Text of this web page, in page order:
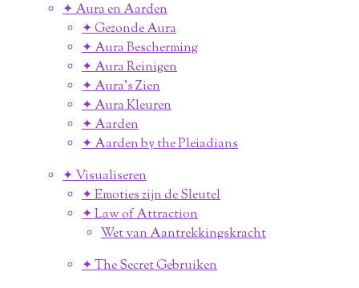
✦ Aura en Aarden
✦ Gezonde Aura
✦ Aura Bescherming
✦ Aura Reinigen
✦ Aura's Zien
✦ Aura Kleuren
✦ Aarden
✦ Aarden by the Pleiadians
✦ Visualiseren
✦ Emoties zijn de Sleutel
✦ Law of Attraction
Wet van Aantrekkingskracht
✦ The Secret Gebruiken